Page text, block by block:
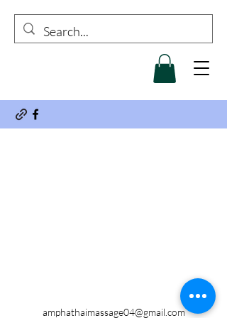
amphathaimassage04@gmail.com